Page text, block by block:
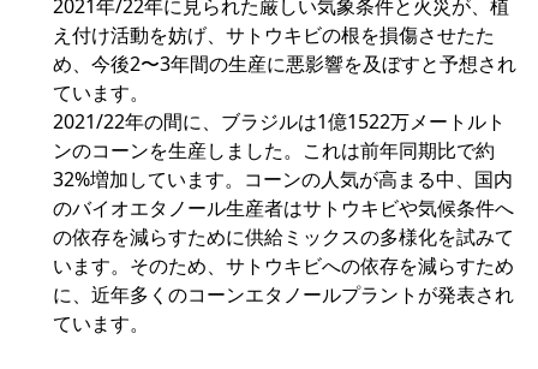
2021年/22年に見られた厳しい気象条件と火災が、植
え付け活動を妨げ、サトウキビの根を損傷させたた
め、今後2〜3年間の生産に悪影響を及ぼすと予想され
ています。
2021/22年の間に、ブラジルは1億1522万メートルト
ンのコーンを生産しました。これは前年同期比で約
32%増加しています。コーンの人気が高まる中、国内
のバイオエタノール生産者はサトウキビや気候条件へ
の依存を減らすために供給ミックスの多様化を試みて
います。そのため、サトウキビへの依存を減らすため
に、近年多くのコーンエタノールプラントが発表され
ています。